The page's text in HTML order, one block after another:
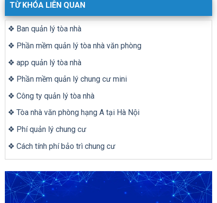
TỪ KHÓA LIÊN QUAN
❖ Ban quản lý tòa nhà
❖ Phần mềm quản lý tòa nhà văn phòng
❖ app quản lý tòa nhà
❖ Phần mềm quản lý chung cư mini
❖ Công ty quản lý tòa nhà
❖ Tòa nhà văn phòng hạng A tại Hà Nội
❖ Phí quản lý chung cư
❖ Cách tính phí bảo trì chung cư